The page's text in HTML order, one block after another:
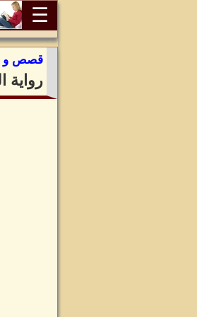
☰
قصص و